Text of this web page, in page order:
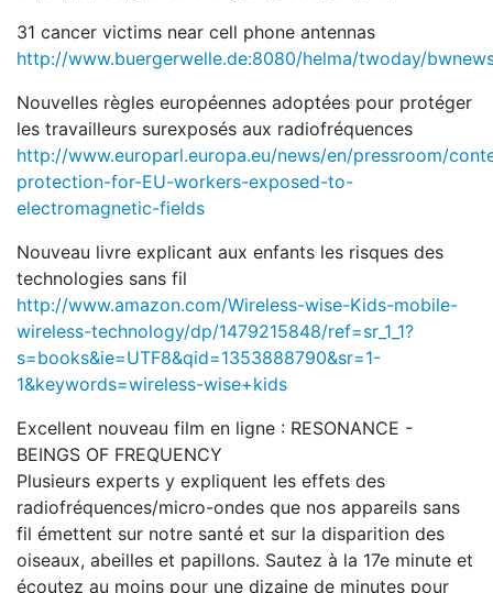
31 cancer victims near cell phone antennas
http://www.buergerwelle.de:8080/helma/twoday/
Nouvelles règles européennes adoptées pour protéger
les travailleurs surexposés aux radiofréquences
http://www.europarl.europa.eu/news/en/pressroom/
protection-for-EU-workers-exposed-to-
electromagnetic-fields
Nouveau livre explicant aux enfants les risques des
technologies sans fil
http://www.amazon.com/Wireless-wise-Kids-mobile-
wireless-technology/dp/1479215848/ref=sr_1_1?
s=books&ie=UTF8&qid=1353888790&sr=1-
1&keywords=wireless-wise+kids
Excellent nouveau film en ligne : RESONANCE -
BEINGS OF FREQUENCY
Plusieurs experts y expliquent les effets des
radiofréquences/micro-ondes que nos appareils sans
fil émettent sur notre santé et sur la disparition des
oiseaux, abeilles et papillons. Sautez à la 17e minute et
écoutez au moins pour une dizaine de minutes pour